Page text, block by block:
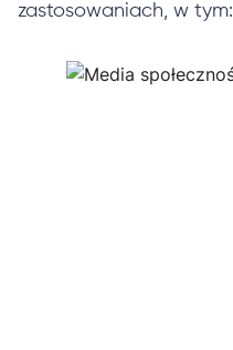
zastosowaniach, w tym: